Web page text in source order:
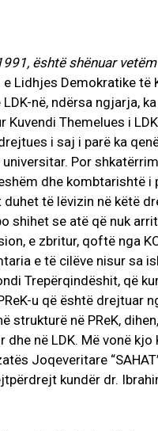
është shënuar
Lidhjes Demokratike të
në, ndërsa ngjarja,
Themelues i
i saj i parë ka
Por
dhe kombtarishtë i
të lëvizin në këtë
shihet se atë që nuk
e zbritur, qoftë nga
e të cilëve nisur sa
Trepërqindëshit, që
u që është drejtuar
strukturë në PReK,
në LDK. Më vonë kjo
Joqeveritare
kundër dr.